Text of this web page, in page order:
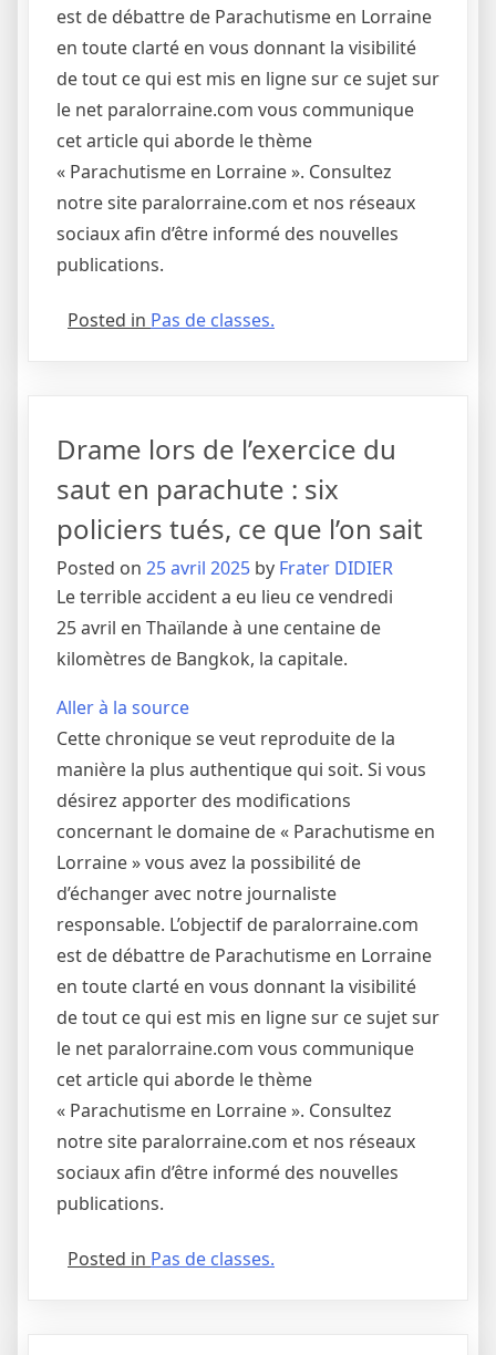
est de débattre de Parachutisme en Lorraine
en toute clarté en vous donnant la visibilité
de tout ce qui est mis en ligne sur ce sujet sur
le net paralorraine.com vous communique
cet article qui aborde le thème
« Parachutisme en Lorraine ». Consultez
notre site paralorraine.com et nos réseaux
sociaux afin d’être informé des nouvelles
publications.
Posted in Pas de classes.
Drame lors de l’exercice du
saut en parachute : six
policiers tués, ce que l’on sait
Posted on 25 avril 2025 by Frater DIDIER
Le terrible accident a eu lieu ce vendredi
25 avril en Thaïlande à une centaine de
kilomètres de Bangkok, la capitale.
Aller à la source
Cette chronique se veut reproduite de la
manière la plus authentique qui soit. Si vous
désirez apporter des modifications
concernant le domaine de « Parachutisme en
Lorraine » vous avez la possibilité de
d’échanger avec notre journaliste
responsable. L’objectif de paralorraine.com
est de débattre de Parachutisme en Lorraine
en toute clarté en vous donnant la visibilité
de tout ce qui est mis en ligne sur ce sujet sur
le net paralorraine.com vous communique
cet article qui aborde le thème
« Parachutisme en Lorraine ». Consultez
notre site paralorraine.com et nos réseaux
sociaux afin d’être informé des nouvelles
publications.
Posted in Pas de classes.